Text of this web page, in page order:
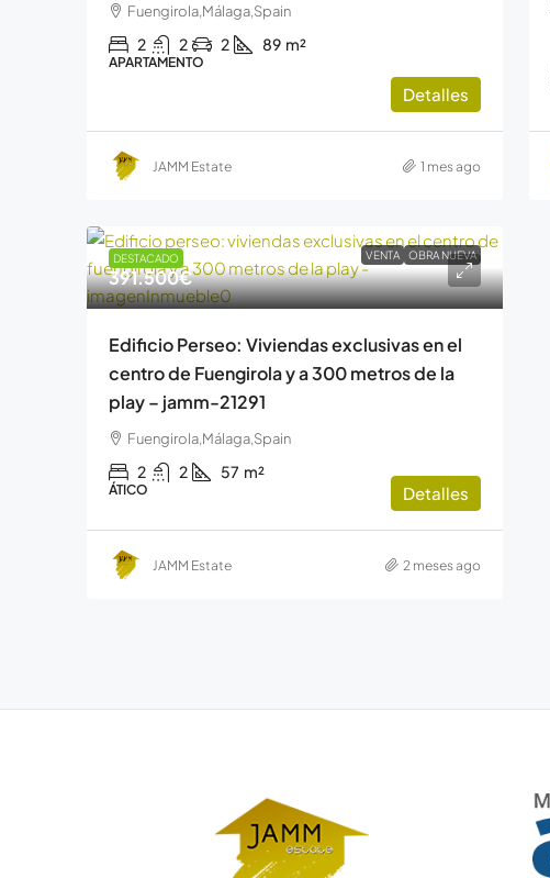
Fuengirola,Málaga,Spain
2 2 2 89 m²
APARTAMENTO
Detalles
JAMM Estate 1 mes ago
DESTACADO VENTA OBRA NUEVA
391.500€
Edificio Perseo: Viviendas exclusivas en el
centro de Fuengirola y a 300 metros de la
play – jamm-21291
Fuengirola,Málaga,Spain
2 2 57 m²
ÁTICO Detalles
JAMM Estate 2 meses ago